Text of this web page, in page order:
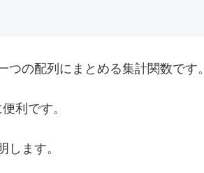
の配列にまとめる集計関数です。
利です。
します。